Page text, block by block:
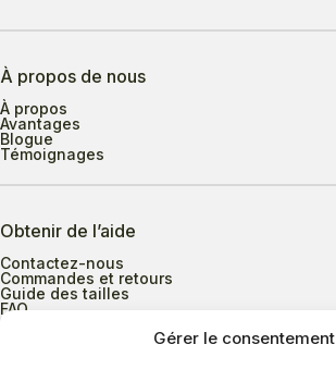
Gérer le consentement
À propos de nous
À propos
Avantages
Blogue
Témoignages
Obtenir de l’aide
Contactez-nous
Commandes et retours
Guide des tailles
FAQ